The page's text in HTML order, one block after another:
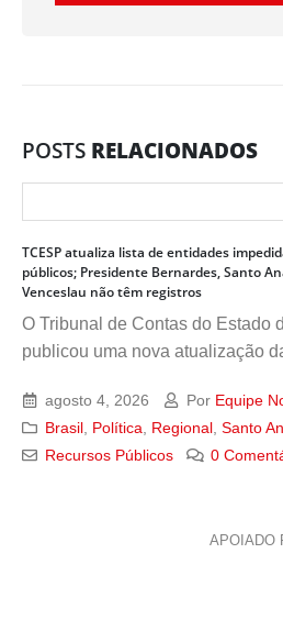
POSTS RELACIONADOS
TCESP atualiza lista de entidades
públicos; Presidente Bernardes, Santo
Venceslau não têm registros
O Tribunal de Contas do Estado
publicou uma nova atualização
agosto 4, 2026 Por Equipe
Brasil Política Regional ,Santo
Recursos Públicos
0
APOIADO